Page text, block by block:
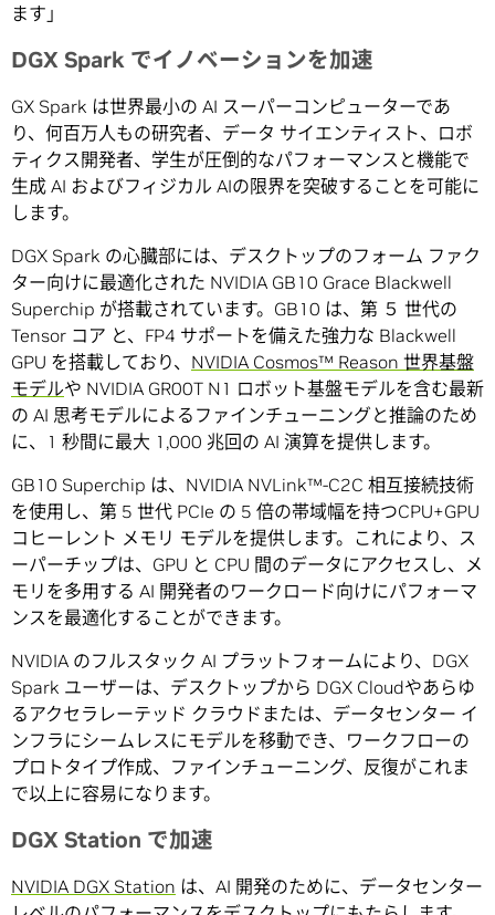
ます」
DGX Spark でイノベーションを加速
GX Spark は世界最小の AI スーパーコンピューターであ
り、何百万人もの研究者、データ サイエンティスト、ロボ
ティクス開発者、学生が圧倒的なパフォーマンスと機能で
生成 AI およびフィジカル AIの限界を突破することを可能に
します。
DGX Spark の心臓部には、デスクトップのフォーム ファク
ター向けに最適化された NVIDIA GB10 Grace Blackwell
Superchip が搭載されています。GB10 は、第 ５ 世代の
Tensor コア と、FP4 サポートを備えた強力な Blackwell
GPU を搭載しており、 NVIDIA Cosmos™ Reason 世界基盤
モデルや NVIDIA GR00T N1 ロボット基盤モデルを含む最新
の AI 思考モデルによるファインチューニングと推論のため
に、1 秒間に最大 1,000 兆回の AI 演算を提供します。
GB10 Superchip は、NVIDIA NVLink™-C2C 相互接続技術
を使用し、第 5 世代 PCIe の 5 倍の帯域幅を持つCPU+GPU
コヒーレント メモリ モデルを提供します。これにより、ス
ーパーチップは、GPU と CPU 間のデータにアクセスし、メ
モリを多用する AI 開発者のワークロード向けにパフォーマ
ンスを最適化することができます。
NVIDIA のフルスタック AI プラットフォームにより、DGX
Spark ユーザーは、デスクトップから DGX Cloudやあらゆ
るアクセラレーテッド クラウドまたは、データセンター イ
ンフラにシームレスにモデルを移動でき、ワークフローの
プロトタイプ作成、ファインチューニング、反復がこれま
で以上に容易になります。
DGX Station で加速
NVIDIA DGX Station は、AI 開発のために、データセンター